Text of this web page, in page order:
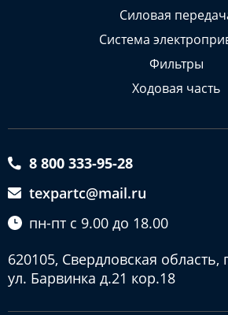
Силовая
Система
Фильтры
Ходовая часть
8 800 333-95-28
texpartc@mail.ru
пн-пт с 9.00 до 18.00
620105, Свердловская область,
ул. Барвинка д.21 кор.18